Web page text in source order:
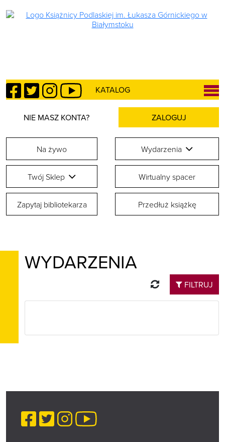
KATALOG
NIE MASZ KONTA? ZALOGUJ
Facebook
TwitterInstagram
YouTube
Na żywo Wydarzenia
Twój Sklep Wirtualny spacer
Zapytaj bibliotekarza Przedłuż książkę
WYDARZENIA
OdświeżFILTRUJ
Facebook
TwitterInstagram
YouTube